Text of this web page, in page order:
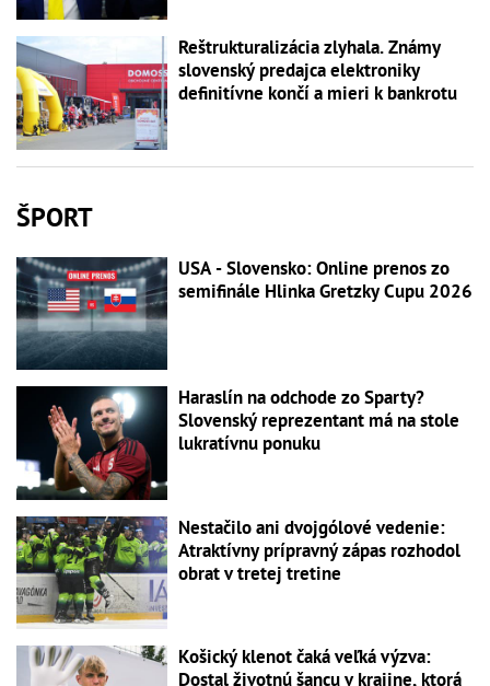
Reštrukturalizácia zlyhala. Známy
slovenský predajca elektroniky
definitívne končí a mieri k bankrotu
ŠPORT
USA - Slovensko: Online prenos zo
semifinále Hlinka Gretzky Cupu 2026
Haraslín na odchode zo Sparty?
Slovenský reprezentant má na stole
lukratívnu ponuku
Nestačilo ani dvojgólové vedenie:
Atraktívny prípravný zápas rozhodol
obrat v tretej tretine
Košický klenot čaká veľká výzva:
Dostal životnú šancu v krajine, ktorá